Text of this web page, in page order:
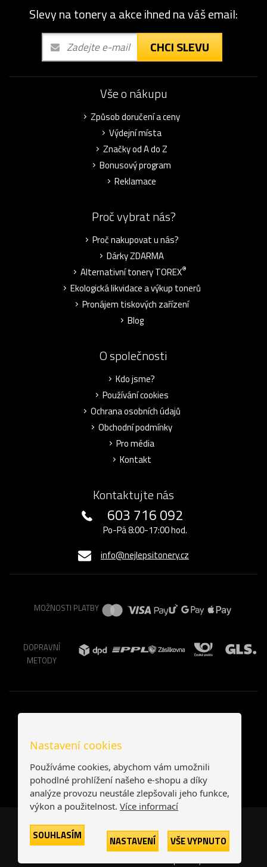
Slevy na tonery a akce ihned na váš email:
CHCI SLEVU
Vše o nákupu
Způsob doručení a ceny
Výdejní místa
Značky od A do Z
Bonusový program
Reklamace
Proč vybrat nás?
Proč nakupovat u nás?
Dárky ZDARMA
Alternativní tonery TOREX®
Ekologická likvidace a výkup tonerů
Pronájem tiskových zařízení
Blog
O společnosti
Kdo jsme?
Používání cookies
Ochrana osobních údajů
Obchodní podmínky
Pro média
Kontakt
Kontaktujte nás
603 716 092
Po-Pá 8:00-17:00 hod.
info@nejlepsitonery.cz
MOŽNOSTI PLATBY
DOPRAVNÍ
METODY
Česká republika Slovensko
Nastavení cookies
Používáme cookies, abychom vám umožnili
pohodlné prohlížení našeho e-shopu a díky
analýze provozu neustále zlepšovali jeho funkce,
výkon a použitelnost. Více informací
SOUHLASÍM NASTAVENÍ VŠE VYPNUTO